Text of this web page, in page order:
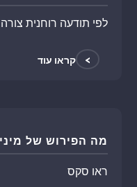
לפי תודעה רוחנית
> קראו עוד
מה הפירוש של
ראו סקס